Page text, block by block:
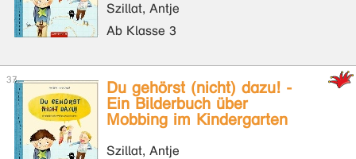
Szillat, Antje
Ab Klasse 3
Du gehörst (nicht) dazu! -
Ein Bilderbuch über
Mobbing im Kindergarten
Szillat, Antje